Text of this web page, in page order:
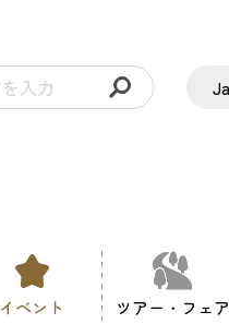
イベント ツアー・フェア